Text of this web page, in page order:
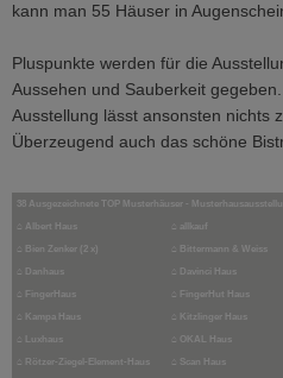
kann man 55 Häuser in
Pluspunkte werden für die
Aussehen und Sauberkeit
Ausstellung lässt ansonsten nichts
Überzeugend auch das schöne
38 Ausgezeichnete TOP Musterhäuser -
⌂ Albert Haus ⌂ allkauf
⌂ Bien Zenker (2 x) ⌂ Bittermann & Weiss
⌂ Danhaus ⌂ Davinci Haus
⌂ FingerHaus ⌂ FingerHut Haus
⌂ Kampa Haus ⌂ Kitzlinger Haus
⌂ Luxhaus ⌂ OKAL Haus
⌂ Rötzer-Ziegel-Element-Haus ⌂ Scan Haus